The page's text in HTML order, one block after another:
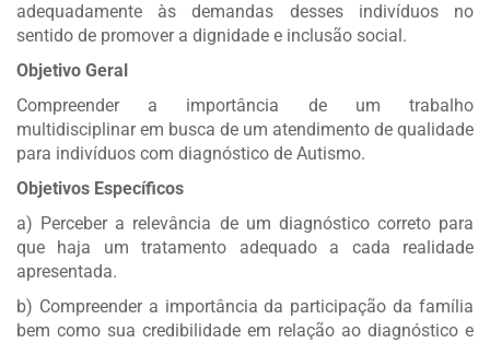
adequadamente às demandas desses indivíduos no
sentido de promover a dignidade e inclusão social.
Objetivo Geral
Compreender a importância de um trabalho
multidisciplinar em busca de um atendimento de qualidade
para indivíduos com diagnóstico de Autismo.
Objetivos Específicos
a) Perceber a relevância de um diagnóstico correto para
que haja um tratamento adequado a cada realidade
apresentada.
b) Compreender a importância da participação da família
bem como sua credibilidade em relação ao diagnóstico e